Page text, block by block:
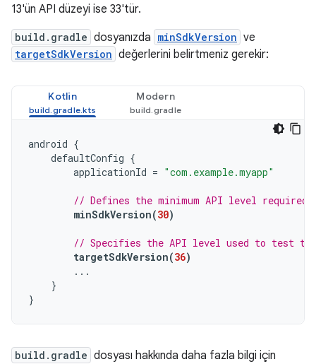
13'ün API düzeyi ise 33'tür.
build.gradle dosyanızda minSdkVersion ve
targetSdkVersion değerlerini belirtmeniz gerekir:
Kotlin Modern
android {
defaultConfig {
applicationId = "com.example.myapp"
// Defines the minimum API level required
minSdkVersion(30)
// Specifies the API level used to test
targetSdkVersion(36)
...
}
}
build.gradle dosyası hakkında daha fazla bilgi için